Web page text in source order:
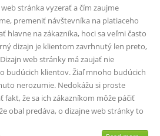
stránka vyzerať a čím zaujme
premeniť návštevníka na platiaceho
hlavne na zákazníka, hoci sa veľmi často
dizajn je klientom zavrhnutý len preto,
web stránky má zaujať nie
budúcich klientov. Žiaľ mnoho budúcich
nerozumie. Nedokážu si proste
že sa ich zákazníkom môže páčiť
obal predáva, o dizajne web stránky to